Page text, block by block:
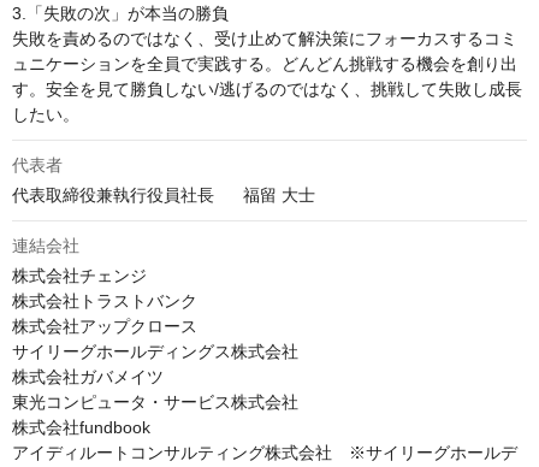
3.「失敗の次」が本当の勝負
失敗を責めるのではなく、受け止めて解決策にフォーカスするコミ
ュニケーションを全員で実践する。どんどん挑戦する機会を創り出
す。安全を見て勝負しない/逃げるのではなく、挑戦して失敗し成長
したい。
代表者
代表取締役兼執行役員社長	福留 大士
連結会社
株式会社チェンジ
株式会社トラストバンク
株式会社アップクロース
サイリーグホールディングス株式会社
株式会社ガバメイツ
東光コンピュータ・サービス株式会社
株式会社fundbook
アイディルートコンサルティング株式会社　※サイリーグホールデ